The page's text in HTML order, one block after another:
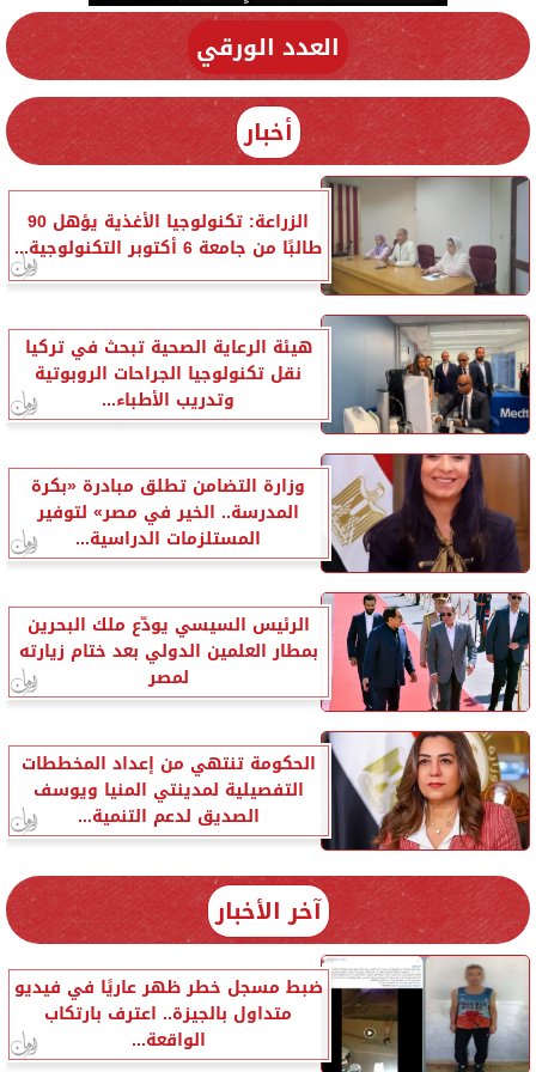
العدد الورقي
أخبار
الزراعة: تكنولوجيا الأغذية يؤهل 90
طالبًا من جامعة 6 أكتوبر التكنولوجية...
هيئة الرعاية الصحية تبحث في تركيا
نقل تكنولوجيا الجراحات الروبوتية
وتدريب الأطباء...
وزارة التضامن تطلق مبادرة «بكرة
المدرسة.. الخير في مصر» لتوفير
المستلزمات الدراسية...
الرئيس السيسي يودّع ملك البحرين
بمطار العلمين الدولي بعد ختام زيارته
لمصر
الحكومة تنتهي من إعداد المخططات
التفصيلية لمدينتي المنيا ويوسف
الصديق لدعم التنمية...
آخر الأخبار
ضبط مسجل خطر ظهر عاريًا في فيديو
متداول بالجيزة.. اعترف بارتكاب
الواقعة...